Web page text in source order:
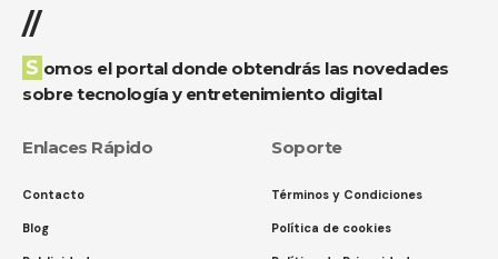
//
Somos el portal donde obtendrás las novedades
sobre tecnología y entretenimiento digital
Enlaces Rápido
Contacto
Blog
Soporte
Términos y Condiciones
Política de cookies